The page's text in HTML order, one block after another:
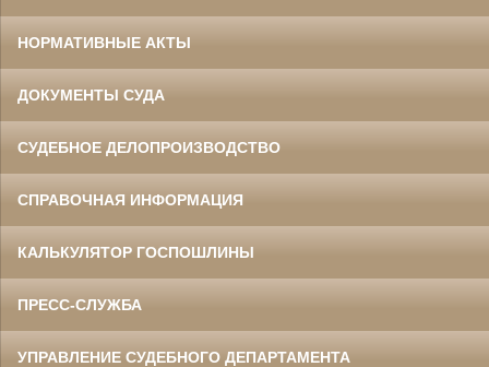
НОРМАТИВНЫЕ АКТЫ
ДОКУМЕНТЫ СУДА
СУДЕБНОЕ ДЕЛОПРОИЗВОДСТВО
СПРАВОЧНАЯ ИНФОРМАЦИЯ
КАЛЬКУЛЯТОР ГОСПОШЛИНЫ
ПРЕСС-СЛУЖБА
УПРАВЛЕНИЕ СУДЕБНОГО ДЕПАРТАМЕНТА